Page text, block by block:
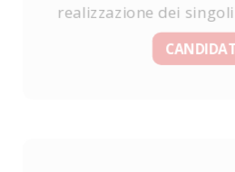
realizzazione dei